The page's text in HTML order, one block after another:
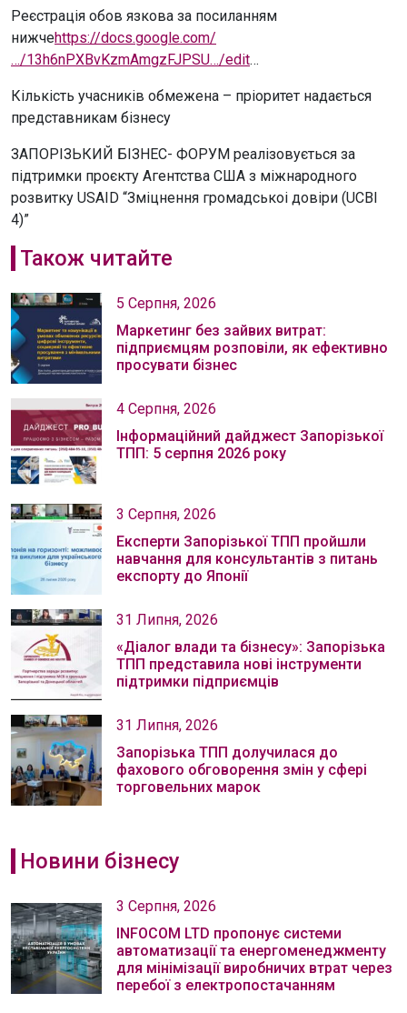
Реєстрація обов язкова за посиланням
нижчеhttps://docs.google.com/
…/13h6nPXBvKzmAmgzFJPSU…/edit…
Кількість учасників обмежена – пріоритет надається
представникам бізнесу
ЗАПОРІЗЬКИЙ БІЗНЕС- ФОРУМ реалізовується за
підтримки проєкту Агентства США з міжнародного
розвитку USAID “Зміцнення громадськоі довіри (UCBI
4)”
Також читайте
5 Серпня, 2026
Маркетинг без зайвих витрат:
підприємцям розповіли, як ефективно
просувати бізнес
4 Серпня, 2026
Інформаційний дайджест Запорізької
ТПП: 5 серпня 2026 року
3 Серпня, 2026
Експерти Запорізької ТПП пройшли
навчання для консультантів з питань
експорту до Японії
31 Липня, 2026
«Діалог влади та бізнесу»: Запорізька
ТПП представила нові інструменти
підтримки підприємців
31 Липня, 2026
Запорізька ТПП долучилася до
фахового обговорення змін у сфері
торговельних марок
Новини бізнесу
3 Серпня, 2026
INFOCOM LTD пропонує системи
автоматизації та енергоменеджменту
для мінімізації виробничих втрат через
перебої з електропостачанням